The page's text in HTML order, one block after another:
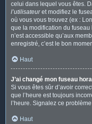
celui dans lequel vous êtes.
l’utilisateuret modifiez le
où vous vous trouvez (ex :
que la modification du
n’est accessible qu’aux
enregistré, c’est le bon
Haut
J’ai changé mon fuseau
Si vous êtes sûr d’avoir
que l’heure est toujours
l’heure. Signalez ce
Haut